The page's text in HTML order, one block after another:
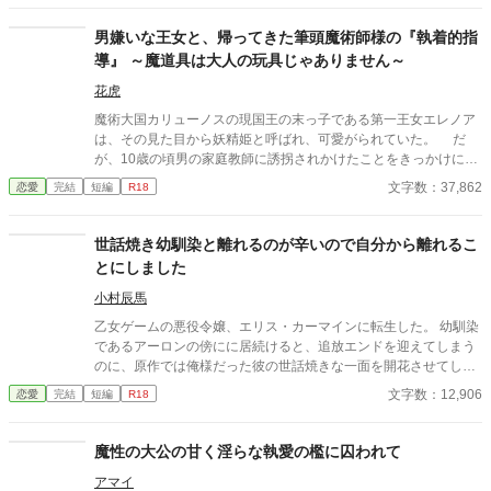
男嫌いな王女と、帰ってきた筆頭魔術師様の『執着的指
導』 ～魔道具は大人の玩具じゃありません～
花虎
魔術大国カリューノスの現国王の末っ子である第一王女エレノア
は、その見た目から妖精姫と呼ばれ、可愛がられていた。 だ
が、10歳の頃男の家庭教師に誘拐されかけたことをきっかけに大
人の男嫌いとなってしまう。そんなエレノアの遊び相手として送
り込まれた美少女がいた。……けれどその正体は、兄王子の親友
らまがいにちょっかいをかけていた。けれど、いつの間にか彼は
エレノアの前から去り、エレノアも誘拐の恐ろしい記憶を封印す
ると共に少年を忘れていく。 そんなエレノアの前に、可愛がっ
ていた男の子が八年越しに大人になって再び現れた。 「やっと、
あなたに復讐できる」 歪んだ復讐心と執着で魔道具を使ってエレ
ノアに快楽責めを仕掛けてくる美形の宮廷魔術師リアン。 彼の
真意は一体どこにあるのか……わからないままエレノアは彼に惹
かれていく。 過去の出来事で男嫌いとなり引きこもりになってし
まった王女（18）×王女に執着するヤンデレ天才宮廷魔術師（2
恋愛 完結 短編 R18 文字数：37,862
世話焼き幼馴染と離れるのが辛いので自分から離れるこ
とにしました
小村辰馬
乙女ゲームの悪役令嬢、エリス・カーマインに転生した。 幼馴染
であるアーロンの傍にに居続けると、追放エンドを迎えてしまう
のに、原作では俺様だった彼の世話焼きな一面を開花させてしま
い、居心地の良い彼のそばを離れるのが辛くなってしまう。 なら
ば彼の代わりに男友達を作ろうと画策するがーー
恋愛 完結 短編 R18 文字数：12,906
魔性の大公の甘く淫らな執愛の檻に囚われて
アマイ